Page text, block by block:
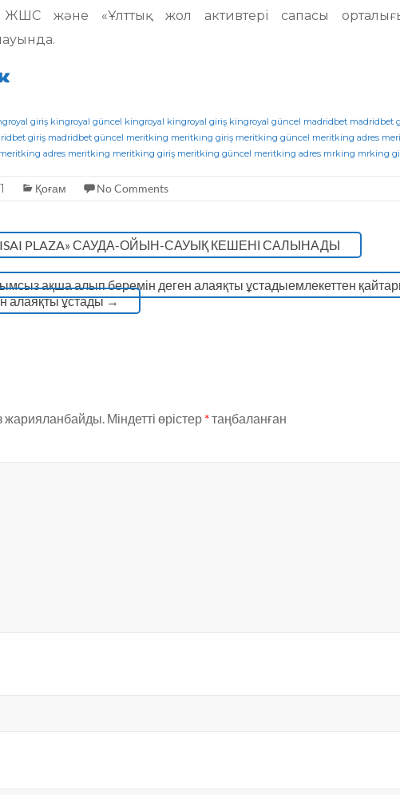
ЖШС және «Ұлттық жол активтері сапасы
giriş kingroyal güncel kingroyal kingroyal giriş kingroyal güncel madridbet madridbet
giriş madridbet güncel meritking meritking giriş meritking güncel meritking adres
meritking adres meritking meritking giriş meritking güncel meritking adres mrking mrking
Қоғам No Comments
PLAZA» САУДА-ОЙЫН-САУЫҚ КЕШЕНІ САЛЫНАДЫ
ақша алып беремін деген алаяқты ұстадыемлекеттен
алаяқты ұстады→
Міндетті өрістер *таңбаланған